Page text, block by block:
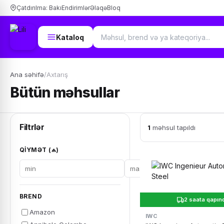
Çatdırılma: BakıEndirimlərƏlaqəBloq
Kataloq
Ana səhifə/Axtarış
Bütün məhsullar
Filtrlər
QIYMƏT (₼)
BREND
Amazon
1 məhsul tapıldı
2 saata
IWC